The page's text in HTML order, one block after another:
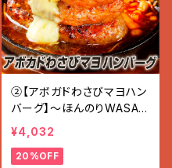
②【アボガドわさびマヨハン
バーグ】〜ほんのりWASAB
I〜 (200g×3個入り 600
¥4,032
20%OFF